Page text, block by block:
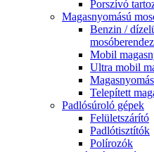
Porszívó
Magasnyomású
Benzin /
Mobil
Ultra mobil
Telepített
Padlósúroló gépek
Felületszárító
Padlótisztítók
Polírozók